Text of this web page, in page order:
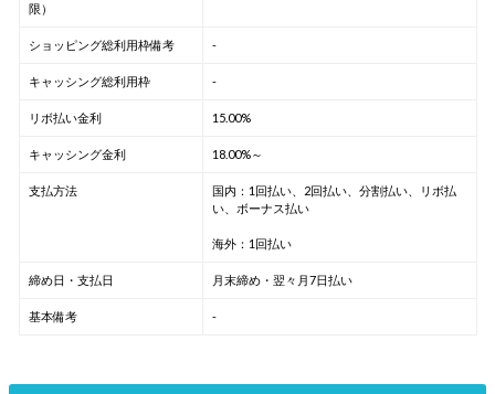
限）
ショッピング総利用枠備考 -
キャッシング総利用枠 -
リボ払い金利 15.00%
キャッシング金利 18.00%～
支払方法
国内：1回払い、2回払い、分割払い、リボ払
い、ボーナス払い
海外：1回払い
締め日・支払日 月末締め・翌々月7日払い
基本備考 -